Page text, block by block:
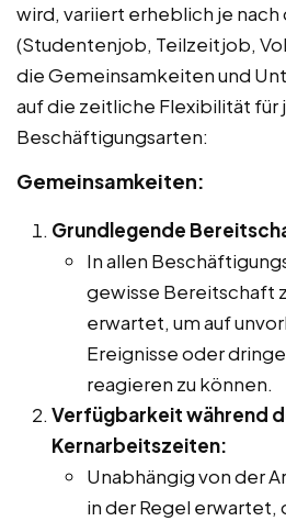
wird, variiert erheblich je nach
(Studentenjob, Teilzeitjob,
die Gemeinsamkeiten und
auf die zeitliche Flexibilität für
Beschäftigungsarten:
Gemeinsamkeiten:
Grundlegende
In allen
gewisse Bereitschaft
erwartet, um auf
Ereignisse oder
reagieren zu können.
Verfügbarkeit während
Kernarbeitszeiten:
Unabhängig von der
in der Regel erwartet,